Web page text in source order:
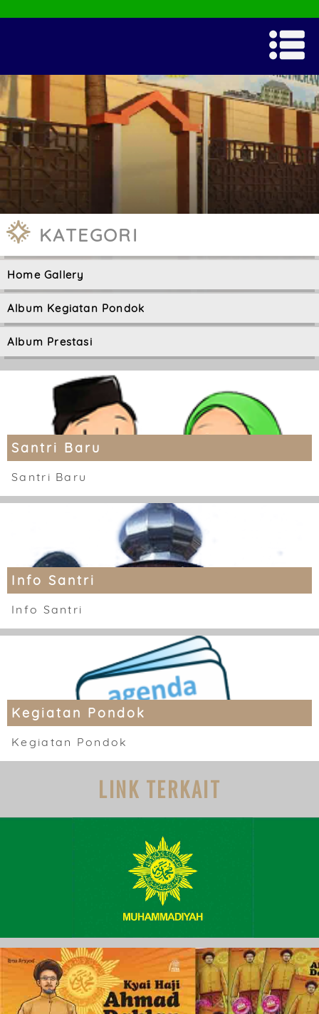
KATEGORI
Home Gallery
Album Kegiatan Pondok
Album Prestasi
Santri Baru
Santri Baru
Info Santri
Info Santri
Kegiatan Pondok
Kegiatan Pondok
LINK TERKAIT